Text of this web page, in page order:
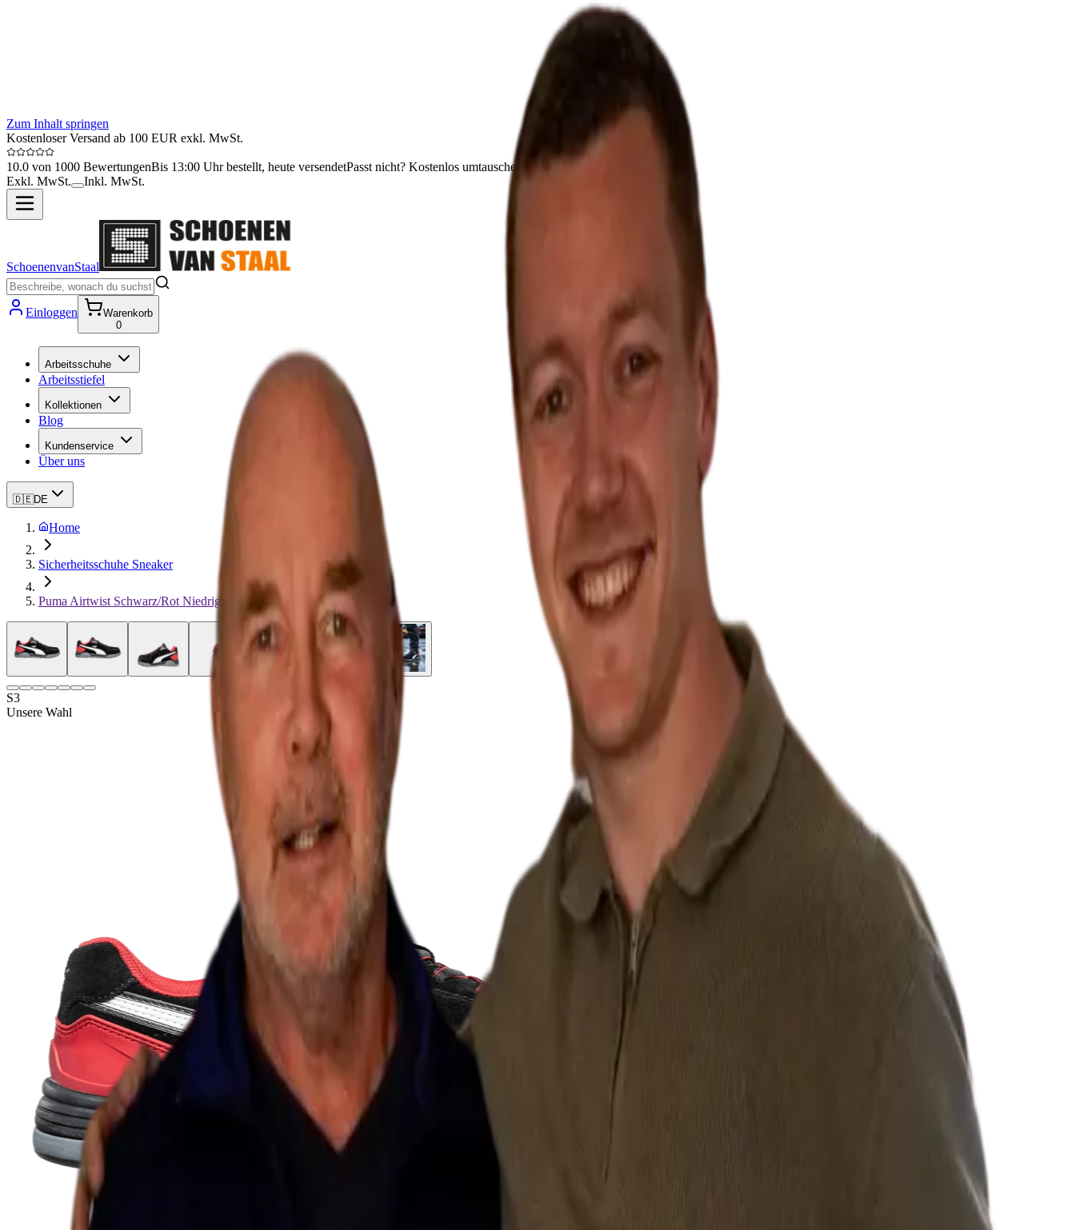
Zum Inhalt springen
Kostenloser Versand ab 100 EUR exkl. MwSt.
10.0 von 1000 BewertungenBis 13:00 Uhr bestellt, heute versendetPasst nicht? Kostenlos umtauschen
Exkl. MwSt.
Inkl. MwSt.
SchoenenvanStaal
Einloggen
Warenkorb
0
Arbeitsschuhe
Arbeitsstiefel
Kollektionen
Blog
Kundenservice
Über uns
🇩🇪DE
Home
Sicherheitsschuhe Sneaker
Puma Airtwist Schwarz/Rot Niedrig
S3
Unsere Wahl